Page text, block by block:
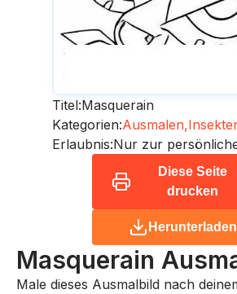
Titel:Masquerain
Kategorien:Ausmalen,
Erlaubnis:Nur zur
Diese Seite
drucken
Herunterladen
Masquerain
Male dieses Ausmalbild nach